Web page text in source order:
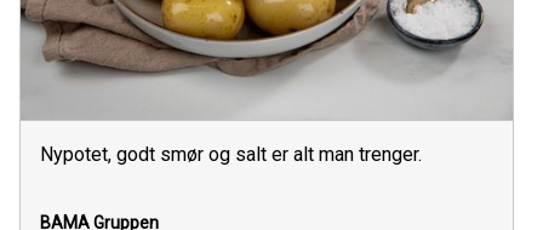
Nypotet, godt smør og salt er alt man trenger.
BAMA Gruppen